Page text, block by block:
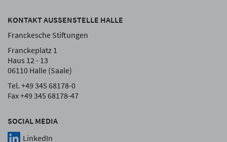
SOCIAL MEDIA
LinkedIn
KONTAKT AUSSENSTELLE HALLE
Franckesche Stiftungen
Franckeplatz 1
Haus 12 - 13
06110 Halle (Saale)
Tel. +49 345 68178-0
Fax +49 345 68178-47